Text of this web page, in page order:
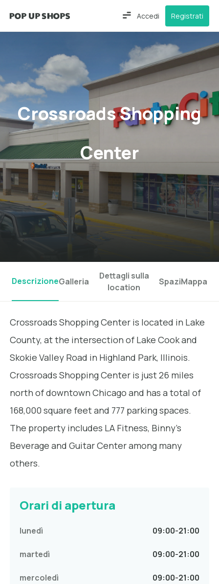
Accedi Registrati
Crossroads Shopping
Center
DescrizioneGalleria
Dettagli sulla
location
SpaziMappa
Crossroads Shopping Center is located in Lake
County, at the intersection of Lake Cook and
Skokie Valley Road in Highland Park, Illinois.
Crossroads Shopping Center is just 26 miles
north of downtown Chicago and has a total of
168,000 square feet and 777 parking spaces.
The property includes LA Fitness, Binny's
Beverage and Guitar Center among many
others.
Orari di apertura
lunedì 09:00-21:00
martedì 09:00-21:00
mercoledì 09:00-21:00